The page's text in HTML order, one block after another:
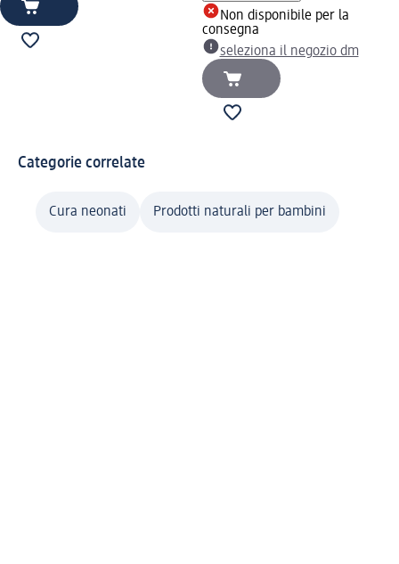
Non disponibile per la
consegna
seleziona il negozio dm
Categorie correlate
Cura neonati Prodotti naturali per bambini